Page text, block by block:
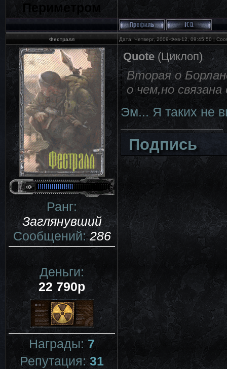
Периметром
Фестралл Дата: Четверг, 2009-Фев-12, 09:45:50 |
Ранг:
Заглянувший
Сообщений:286
Деньги:
22 790р
Награды:7
Репутация:31
Quote(Циклоп)
Вторая о
о чем,но
Эм... Я таких не
Подпись